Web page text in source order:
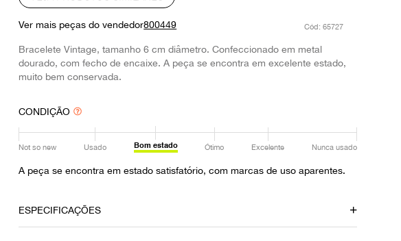
Ver mais peças do vendedor800449 : 65727
Bracelete Vintage, tamanho 6 cm diâmetro. Confeccionado em metal
dourado, com fecho de encaixe. A peça se encontra em excelente estado,
muito bem conservada.
CONDIÇÃO
Not so new Usado Bom estado Ótimo Excelente Nunca usado
A peça se encontra em estado satisfatório, com marcas de uso aparentes.
ESPECIFICAÇÕES